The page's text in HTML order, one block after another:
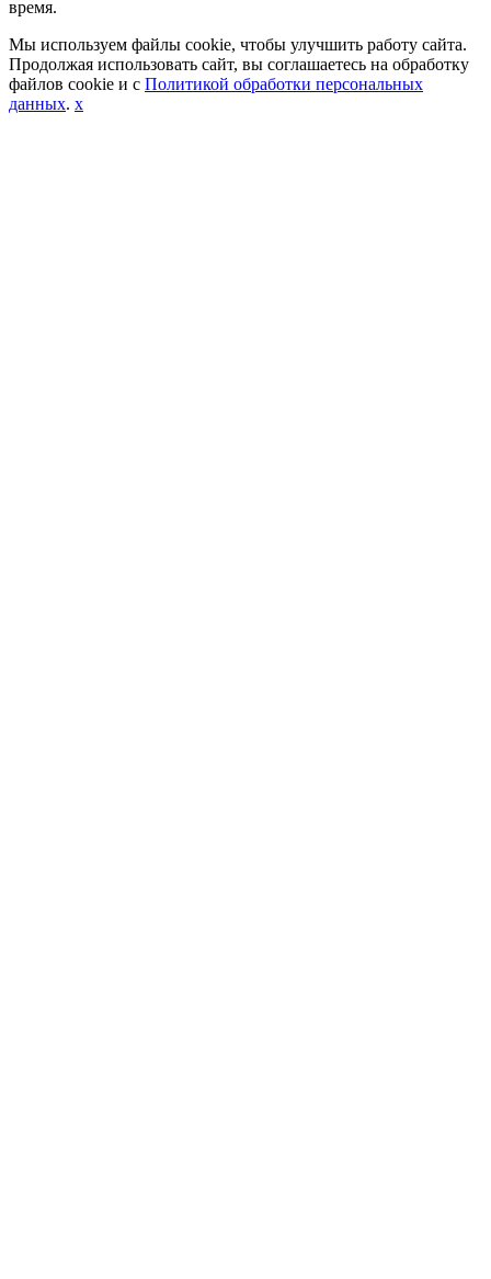
время.
Мы используем файлы cookie, чтобы улучшить работу сайта.
Продолжая использовать сайт, вы соглашаетесь на обработку
файлов cookie и с Политикой обработки персональных
данных. x